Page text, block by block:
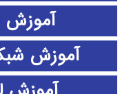
آموزش
آموزش